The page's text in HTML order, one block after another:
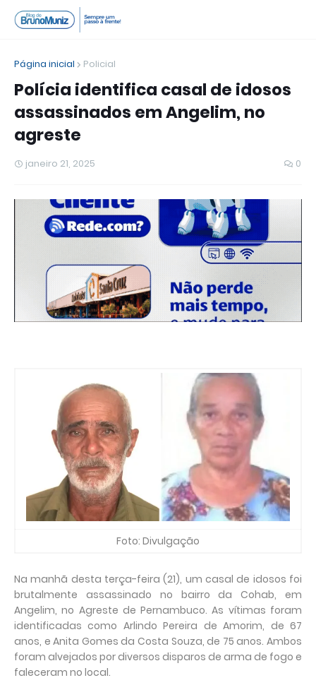
Página inicial Policial
Polícia identifica casal de idosos
assassinados em Angelim, no
agreste
janeiro 21, 2025 0
Foto: Divulgação
Na manhã desta terça-feira (21), um casal de idosos foi
brutalmente assassinado no bairro da Cohab, em
Angelim, no Agreste de Pernambuco. As vítimas foram
identificadas como Arlindo Pereira de Amorim, de 67
anos, e Anita Gomes da Costa Souza, de 75 anos. Ambos
foram alvejados por diversos disparos de arma de fogo e
faleceram no local.